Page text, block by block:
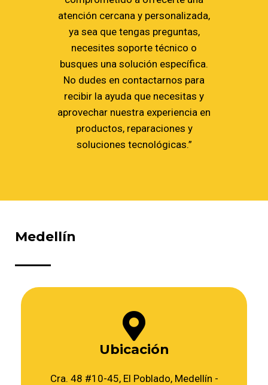
atención cercana y personalizada,
ya sea que tengas preguntas,
necesites soporte técnico o
busques una solución específica.
No dudes en contactarnos para
recibir la ayuda que necesitas y
aprovechar nuestra experiencia en
productos, reparaciones y
soluciones tecnológicas.”
Medellín
Ubicación
Cra. 48 #10-45, El Poblado, Medellín -